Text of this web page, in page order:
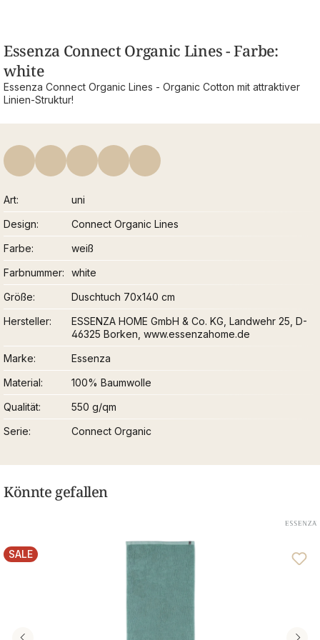
Essenza Connect Organic Lines - Farbe:
white
Essenza Connect Organic Lines - Organic Cotton mit attraktiver
Linien-Struktur!
Art
uni
Design
Connect Organic Lines
Farbe
weiß
Farbnummer
white
Größe
Duschtuch 70x140 cm
Hersteller
ESSENZA HOME GmbH & Co. KG, Landwehr 25, D-
46325 Borken, www.essenzahome.de
Marke
Essenza
Material
100% Baumwolle
Qualität
550 g/qm
Serie
Connect Organic
Könnte gefallen
RABATT
SALE